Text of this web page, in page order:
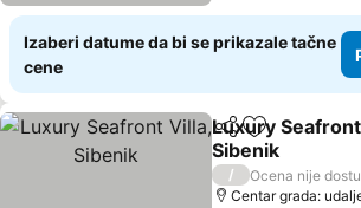
Izaberi datume da bi se prikazale tačne
cene
Deli Dodati u
Luxury
Sibenik
Pogledaj cene
/
Ocena nije
Centar grada: